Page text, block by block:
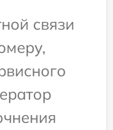
связи